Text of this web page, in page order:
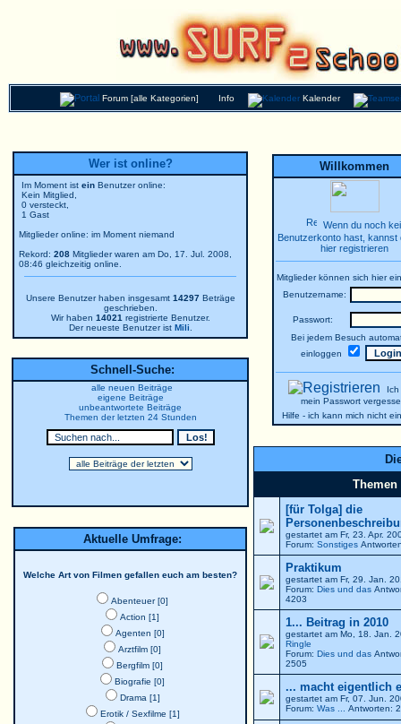
Forum [alle Kategorien] Info Kalender
Wer ist online?
Im Moment ist ein Benutzer online:
Kein Mitglied,
0 versteckt,
1 Gast
Mitglieder online: im Moment niemand
Rekord: 208 Mitglieder waren am Do, 17. Jul. 2008,
08:46 gleichzeitig online.
Unsere Benutzer haben insgesamt 14297Beträge
geschrieben.
Wir haben 14021 registrierte Benutzer.
Der neueste Benutzer ist Mili
Schnell-Suche:
alle neuen Beiträge
eigene Beiträge
unbeantwortete Beiträge
Themen der letzten 24 Stunden
Aktuelle Umfrage:
Welche Art von Filmen gefallen euch am besten?
Abenteuer [0]
Action [1]
Agenten [0]
Arztfilm [0]
Bergfilm [0]
Biografie [0]
Drama [1]
Erotik / Sexfilme [1]
Willkommen
Wenn du noch
Benutzerkonto hast, kannst
hier registrieren
Mitglieder können sich hier
Benutzername:
Passwort:
Bei jedem Besuch
einloggen
mein Passwort
Hilfe - ich kann mich nicht
Themen
[für Tolga] die
gestartet am Fr, 23. Apr.
Forum: Sonstiges
Praktikum
gestartet am Fr, 29. Jan.
Forum: Dies und das
4203
1... Beitrag in 2010
gestartet am Mo, 18. Jan.
Ringle
Forum: Dies und das
2505
... macht eigentlich
gestartet am Fr, 07. Jun.
Forum: Was ... Antworten: